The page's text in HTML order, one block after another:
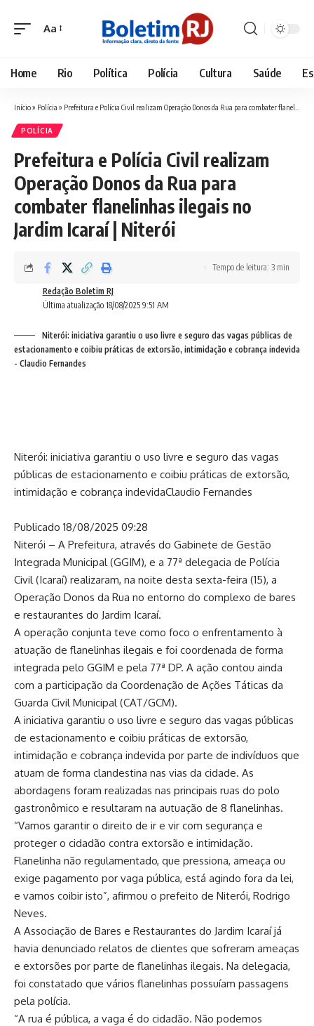
Font
Aa
Home Rio Política Polícia Cultura Saúde
Início» Polícia » Prefeitura e Polícia Civil realizam Operação Donos da Rua para combater flanelinhas ilegais no Jardim Icaraí | Niterói
POLÍCIA
Prefeitura e Polícia Civil realizam
Operação Donos da Rua para
combater flanelinhas ilegais no
Jardim Icaraí | Niterói
Última atualização 18/08/2025 9:51 AM
Redação Boletim RJ
Tempo de leitura: 3 min
Niterói: iniciativa garantiu o uso livre e seguro das vagas públicas de
estacionamento e coibiu práticas de extorsão, intimidação e cobrança indevida
- Claudio Fernandes
Niterói: iniciativa garantiu o uso livre e seguro das vagas
públicas de estacionamento e coibiu práticas de extorsão,
intimidação e cobrança indevidaClaudio Fernandes
Publicado 18/08/2025 09:28
Niterói – A Prefeitura, através do Gabinete de Gestão
Integrada Municipal (GGIM), e a 77ª delegacia de Polícia
Civil (Icaraí) realizaram, na noite desta sexta-feira (15), a
Operação Donos da Rua no entorno do complexo de bares
e restaurantes do Jardim Icaraí.
A operação conjunta teve como foco o enfrentamento à
atuação de flanelinhas ilegais e foi coordenada de forma
integrada pelo GGIM e pela 77ª DP. A ação contou ainda
com a participação da Coordenação de Ações Táticas da
Guarda Civil Municipal (CAT/GCM).
A iniciativa garantiu o uso livre e seguro das vagas públicas
de estacionamento e coibiu práticas de extorsão,
intimidação e cobrança indevida por parte de indivíduos que
atuam de forma clandestina nas vias da cidade. As
abordagens foram realizadas nas principais ruas do polo
gastronômico e resultaram na autuação de 8 flanelinhas.
“Vamos garantir o direito de ir e vir com segurança e
proteger o cidadão contra extorsão e intimidação.
Flanelinha não regulamentado, que pressiona, ameaça ou
exige pagamento por vaga pública, está agindo fora da lei,
e vamos coibir isto”, afirmou o prefeito de Niterói, Rodrigo
Neves.
A Associação de Bares e Restaurantes do Jardim Icaraí já
havia denunciado relatos de clientes que sofreram ameaças
e extorsões por parte de flanelinhas ilegais. Na delegacia,
foi constatado que vários flanelinhas possuíam passagens
pela polícia.
“A rua é pública, a vaga é do cidadão. Não podemos